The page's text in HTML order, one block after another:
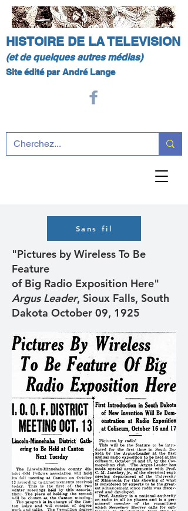
HISTOIRE DE LA TELEVISION
(et de quelques autres médias)
Site édité par André Lange
Sans fil
"Pictures by Wireless To Be
Feature
of Big Radio Exposition Here"
Argus Leader, Sioux Falls, South
Dakota October 09, 1925